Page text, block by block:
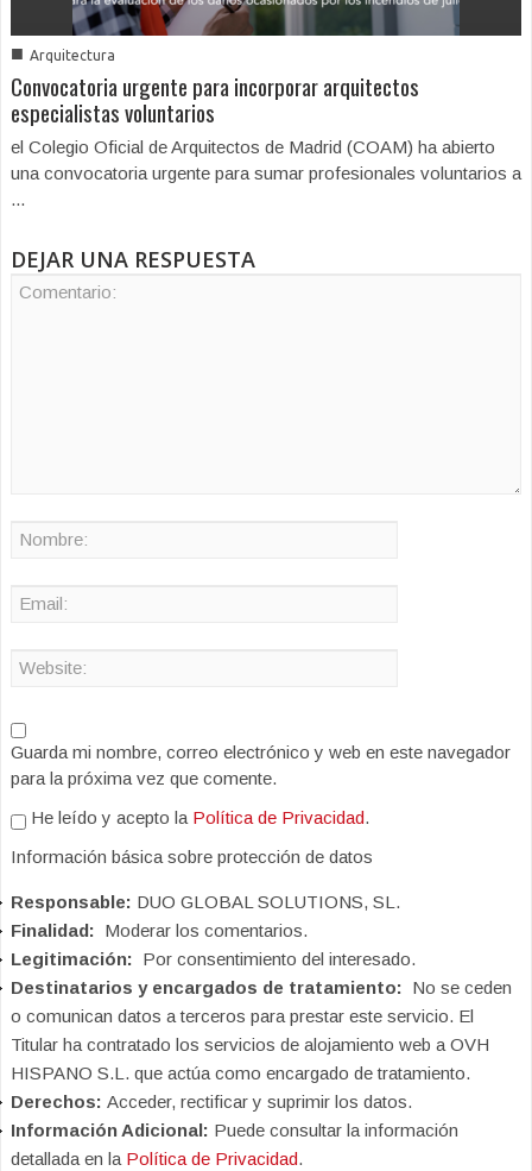
■ Arquitectura
Convocatoria urgente para incorporar arquitectos
especialistas voluntarios
el Colegio Oficial de Arquitectos de Madrid (COAM) ha abierto
una convocatoria urgente para sumar profesionales voluntarios a
...
DEJAR UNA RESPUESTA
Guarda mi nombre, correo electrónico y web en este navegador
para la próxima vez que comente.
He leído y acepto la Política de Privacidad.
Información básica sobre protección de datos
Responsable: DUO GLOBAL SOLUTIONS, SL.
Finalidad: Moderar los comentarios.
Legitimación: Por consentimiento del interesado.
Destinatarios y encargados de tratamiento: No se ceden
o comunican datos a terceros para prestar este servicio. El
Titular ha contratado los servicios de alojamiento web a OVH
HISPANO S.L. que actúa como encargado de tratamiento.
Derechos: Acceder, rectificar y suprimir los datos.
Información Adicional: Puede consultar la información
detallada en la Política de Privacidad.